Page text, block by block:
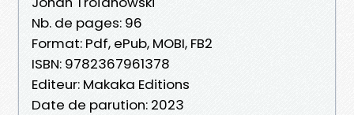
Nb. de pages: 96
Format: Pdf, ePub, MOBI, FB2
ISBN: 9782367961378
Editeur: Makaka Editions
Date de parution: 2023